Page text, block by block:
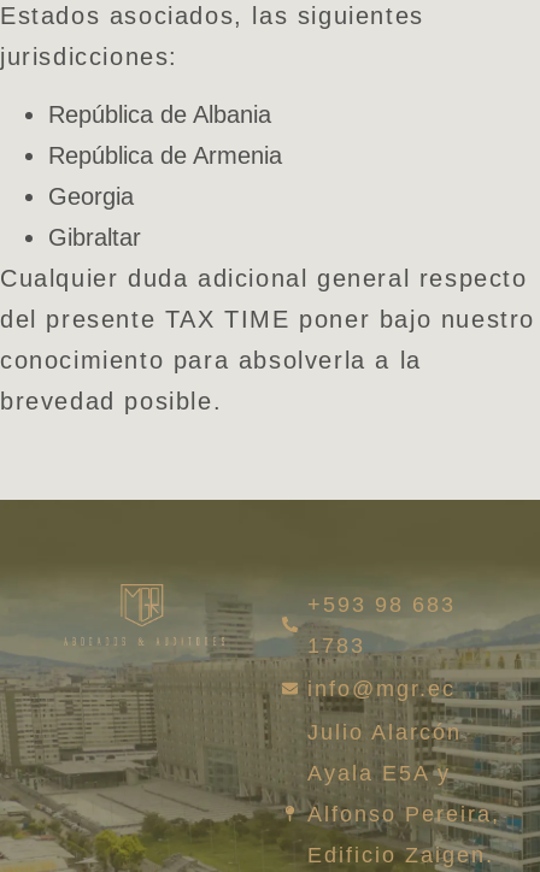
Estados asociados, las siguientes
jurisdicciones:
República de Albania
República de Armenia
Georgia
Gibraltar
Cualquier duda adicional general respecto
del presente TAX TIME poner bajo nuestro
conocimiento para absolverla a la
brevedad posible.
+593 98 683
1783
info@mgr.ec
Julio Alarcón
Ayala E5A y
Alfonso Pereira,
Edificio Zaigen.